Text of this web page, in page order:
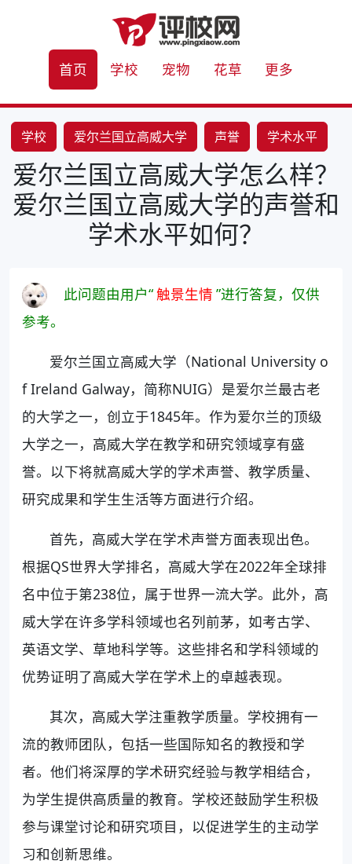
首页 学校 宠物 花草 更多
学校 爱尔兰国立高威大学 声誉 学术水平
爱尔兰国立高威大学怎么样？
爱尔兰国立高威大学的声誉和
学术水平如何？
此问题由用户“触景生情 ”进行答复，仅供
参考。
爱尔兰国立高威大学（National University o
f Ireland Galway，简称NUIG）是爱尔兰最古老
的大学之一，创立于1845年。作为爱尔兰的顶级
大学之一，高威大学在教学和研究领域享有盛
誉。以下将就高威大学的学术声誉、教学质量、
研究成果和学生生活等方面进行介绍。
首先，高威大学在学术声誉方面表现出色。
根据QS世界大学排名，高威大学在2022年全球排
名中位于第238位，属于世界一流大学。此外，高
威大学在许多学科领域也名列前茅，如考古学、
英语文学、草地科学等。这些排名和学科领域的
优势证明了高威大学在学术上的卓越表现。
其次，高威大学注重教学质量。学校拥有一
流的教师团队，包括一些国际知名的教授和学
者。他们将深厚的学术研究经验与教学相结合，
为学生提供高质量的教育。学校还鼓励学生积极
参与课堂讨论和研究项目，以促进学生的主动学
习和创新思维。